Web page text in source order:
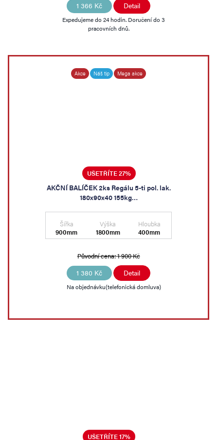
1 366 Kč Detail
Expedujeme do 24 hodin. Doručení do 3
pracovních dnů.
Akce Náš tip Mega akce
UŠETŘÍTE 27%
AKČNÍ BALÍČEK 2ks Regálu 5-ti pol. lak.
180x90x40 155kg…
Šířka
900mm
Výška
1800mm
Hloubka
400mm
Původní cena:1 900 Kč
1 380 Kč Detail
Na objednávku(telefonická domluva)
UŠETŘÍTE 17%